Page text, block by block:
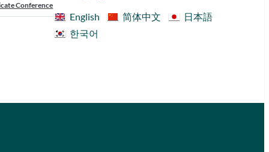
Conference
English
简体中文
日本語
한국어